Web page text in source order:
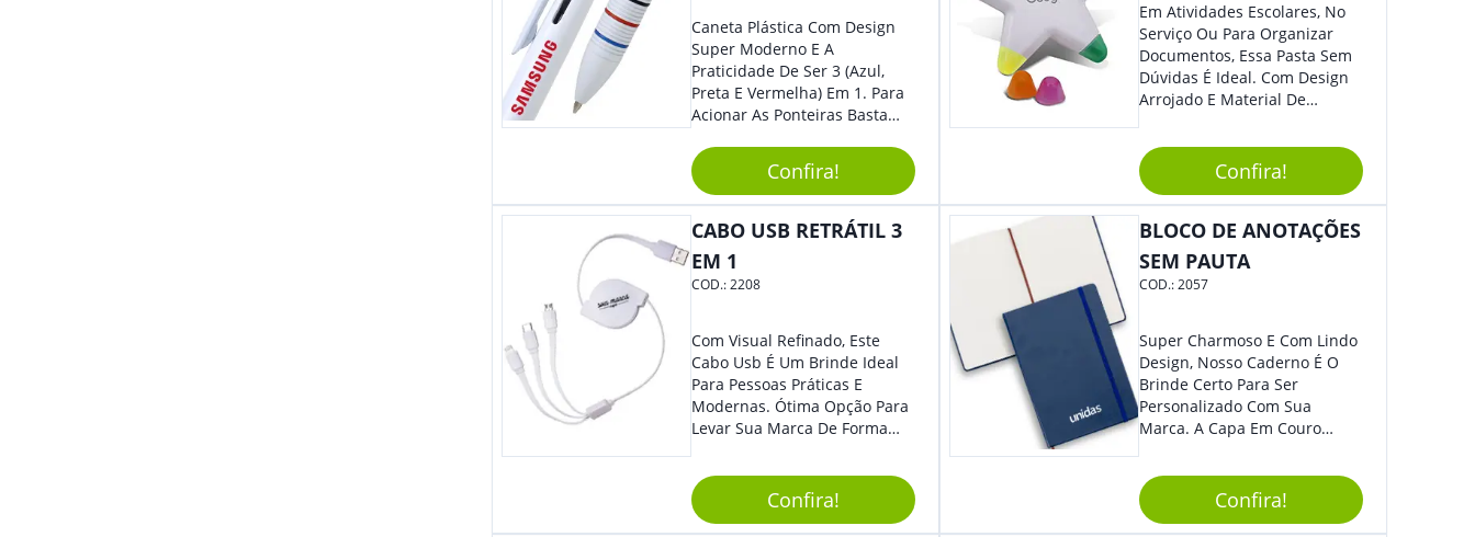
Caneta Plástica Com Design
Super Moderno E A
Praticidade De Ser 3 (Azul,
Preta E Vermelha) Em 1. Para
Acionar As Ponteiras Basta
Baixo.
Confira!
Em Atividades Escolares, No
Serviço Ou Para Organizar
Documentos, Essa Pasta Sem
Dúvidas É Ideal. Com Design
Arrojado E Material De
Prático E Agradará Todos Os
Seus Clientes. Leve Sua Marca
À Eventos E Feiras
Corporativas Em Um Item
Moderno E Util.
Confira!
CABO USB RETRÁTIL 3
EM 1
COD.:2208
Com Visual Refinado, Este
Cabo Usb É Um Brinde Ideal
Para Pessoas Práticas E
Modernas. Ótima Opção Para
Levar Sua Marca De Forma
Sua Empresa Em Eventos,
Reuniões Corporativas Ou Até
Mesmo Para Presentear
Confira!
BLOCO DE ANOTAÇÕES
SEM PAUTA
COD.:2057
Super Charmoso E Com Lindo
Design, Nosso Caderno É O
Brinde Certo Para Ser
Personalizado Com Sua
Marca. A Capa Em Couro
Elástico Permite Maior
Segurança Ao Carregá-Lo.
Ofereça A Seus Clientes E
Confira!